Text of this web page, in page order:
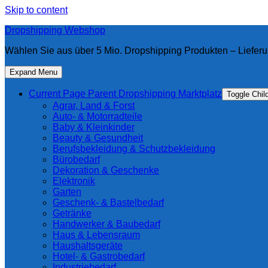
Skip to content
Dropshipping Webshop
Wählen Sie aus über 5 Mio. Dropshipping Produkten –
Expand Menu
Current Page Parent Dropshipping Marktplatz Toggle
Agrar, Land & Forst
Auto- & Motorradteile
Baby & Kleinkinder
Beauty & Gesundheit
Berufsbekleidung & Schutzbekleidung
Bürobedarf
Dekoration & Geschenke
Elektronik
Garten
Geschenk- & Bastelbedarf
Getränke
Handwerker & Baubedarf
Haus & Lebensraum
Haushaltsgeräte
Hotel- & Gastrobedarf